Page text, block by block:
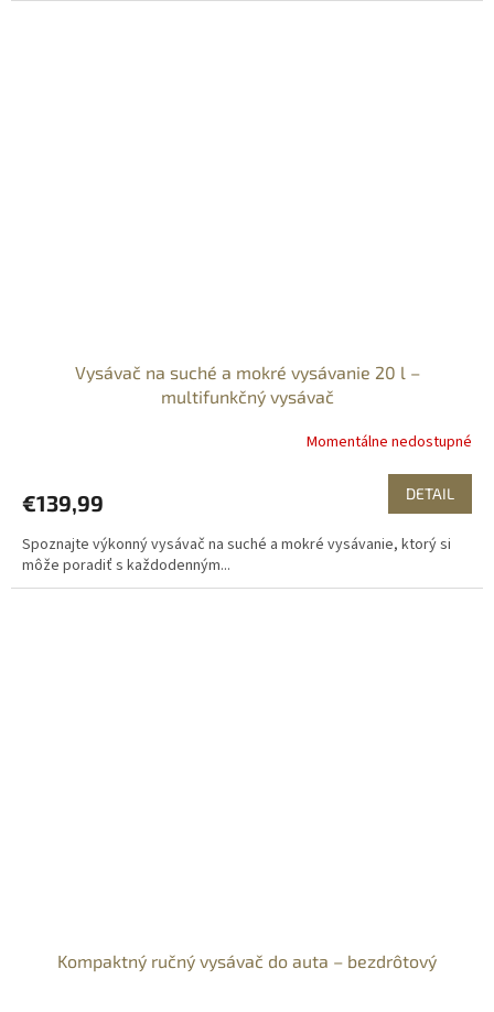
Vysávač na suché a mokré vysávanie 20 l –
multifunkčný vysávač
Momentálne nedostupné
€139,99 DETAIL
Spoznajte výkonný vysávač na suché a mokré vysávanie, ktorý si
môže poradiť s každodenným...
Kompaktný ručný vysávač do auta – bezdrôtový